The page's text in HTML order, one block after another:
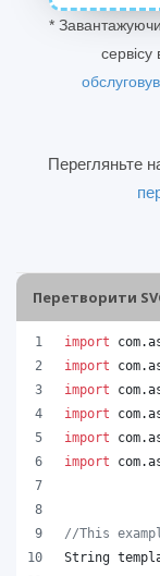
*
Перегляньте
Перетворити
import com.
import
com.
import
com.
import
com.
import
com.
import
com.
//This
String